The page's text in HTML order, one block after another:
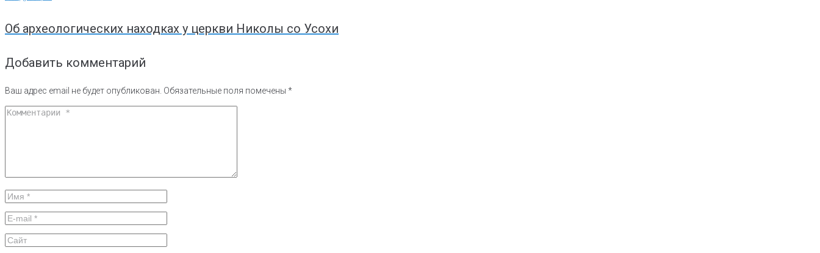
Об археологических находках у церкви Николы со Усохи
Добавить комментарий
Ваш адрес email не будет опубликован. Обязательные поля помечены *